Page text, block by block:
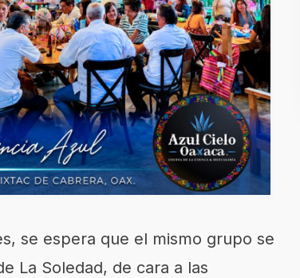
se espera que el mismo grupo se
La Soledad, de cara a las